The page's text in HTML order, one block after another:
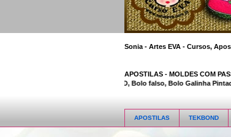
Sonia - Artes EVA - Cursos,
APOSTILAS - MOLDES COM
Animal Bambi 3D, Bolo falso, Bolo Galinha
APOSTILAS TEKBOND